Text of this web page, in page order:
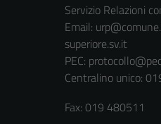
Servizio Relazioni
Email:
superiore.sv.it
PEC:
Centralino unico:
Fax: 019 480511